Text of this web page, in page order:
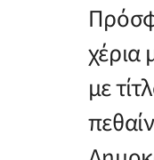
χέρια
με